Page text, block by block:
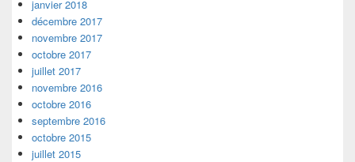
janvier 2018
décembre 2017
novembre 2017
octobre 2017
juillet 2017
novembre 2016
octobre 2016
septembre 2016
octobre 2015
juillet 2015